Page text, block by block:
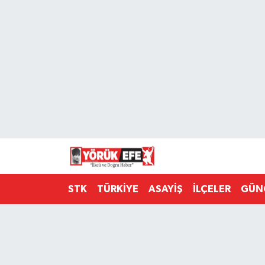
STK TÜRKİYE ASAYİŞ İLÇELER
Süper Lig Puan Durumu ve Fikstür
Tüm Manşetler